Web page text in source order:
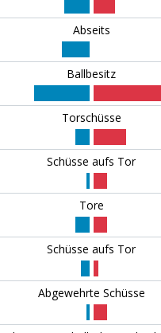
Abseits
Ballbesitz
Torschüsse
Schüsse aufs Tor
Tore
Schüsse aufs Tor
Abgewehrte Schüsse